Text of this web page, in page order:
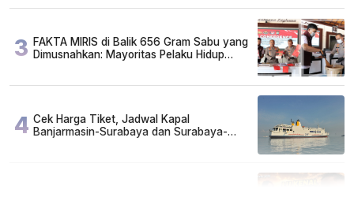
3 FAKTA MIRIS di Balik 656 Gram Sabu yang
Dimusnahkan: Mayoritas Pelaku Hidup
4 Cek Harga Tiket, Jadwal Kapal
Banjarmasin-Surabaya dan Surabaya-